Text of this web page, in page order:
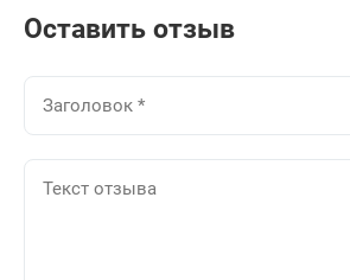
Оставить отзыв